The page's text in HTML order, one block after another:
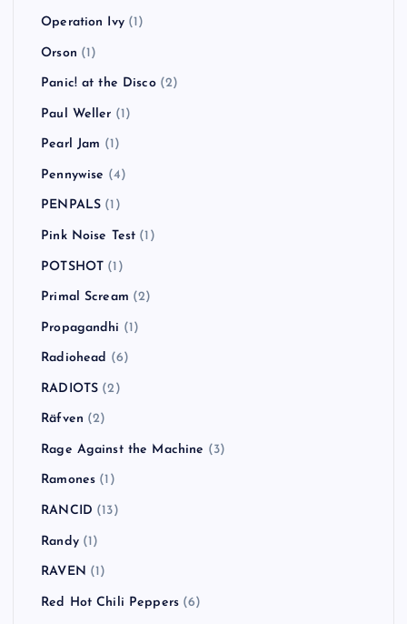
Operation Ivy(1)
Orson (1)
Panic! at the Disco(2)
Paul Weller (1)
Pearl Jam (1)
Pennywise (4)
PENPALS (1)
Pink Noise Test (1)
POTSHOT (1)
Primal Scream (2)
Propagandhi (1)
Radiohead (6)
RADIOTS (2)
Räfven (2)
Rage Against the Machine (3)
Ramones (1)
RANCID (13)
Randy(1)
RAVEN (1)
Red Hot Chili Peppers (6)